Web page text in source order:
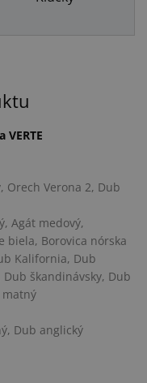
Orech Verona 2, Dub
Agát medový,
biela, Borovica nórska
Kalifornia, Dub
škandinávsky, Dub
matný
Dub anglický